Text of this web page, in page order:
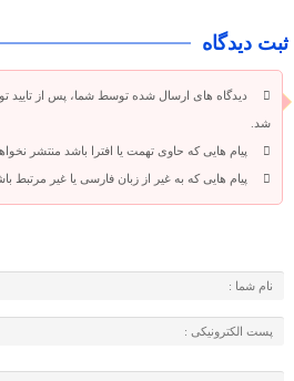
ثبت دیدگاه
دیدگاه های ارسال شده توسط شما، پس از تایید
شد.
پیام هایی که حاوی تهمت یا افترا باشد منتشر
پیام هایی که به غیر از زبان فارسی یا غیر مرتبط